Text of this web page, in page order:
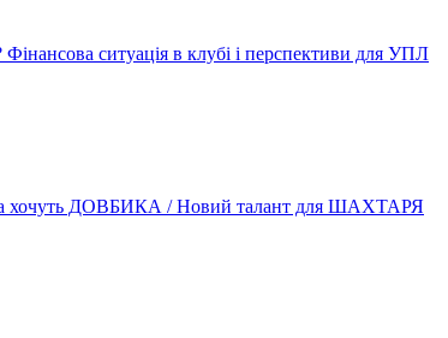
ситуація в клубі і перспективи для УПЛ
ДОВБИКА / Новий талант для ШАХТАРЯ